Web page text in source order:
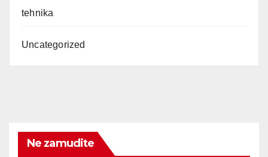
tehnika
Uncategorized
Ne zamudite